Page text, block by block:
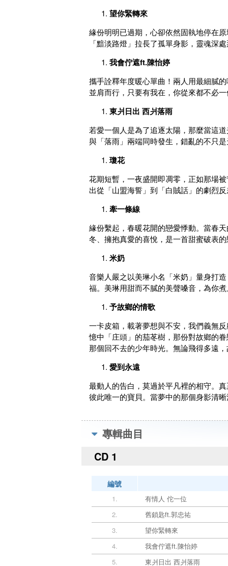
望你緊轉來
緣份明明已過期，心卻依然固執地停在
「黯淡路燈」拉長了孤單身影，靈魂深
我會佇遮ft.陳怡婷
攜手詮釋年度暖心單曲！兩人用最細膩
並肩而行，只要有我在，你從來都不必
東爿日出 西爿落雨
若愛一個人是為了追逐太陽，那麼當這
與「落雨」兩端同時發生，錯亂的不只
瓊花
花期短暫，一夜盛開即凋零，正如那場
出從「山盟海誓」到「白賊話」的劇烈
牽一條線
緣份繫起，春暖花開的戀愛悸動。當春
冬、擁抱真愛的喜悅，是一首甜蜜破表
米奶
音樂人嚴之以美琳小名「米奶」量身打
福。美琳用甜而不膩的美聲嗓音，為你
予故鄉的情歌
一卡皮箱，載著夢想與不安，我們義無
憶中「庄頭」的茄苳樹，那份對故鄉的
那個回不去的少年時光。無論飛得多遠
愛到永遠
最動人的告白，莫過於平凡裡的相守。
彼此唯一的寶貝。當夢中的那個身影清
專輯曲目
CD 1
編號
1.
有情人 佗一位
2.
舊鎖匙ft.郭忠祐
3.
望你緊轉來
4.
我會佇遮ft.陳怡婷
5.
東爿日出 西爿落雨